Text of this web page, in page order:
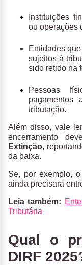
Instituições
ou operações
Entidades
sujeitos à
sido retido na
Pessoas
pagamentos
tributação.
Além disso, vale
encerramento
Extinção,
da baixa​​.
Se, por exemplo,
ainda precisará
Leia também:
Tributária
Qual o
DIRF